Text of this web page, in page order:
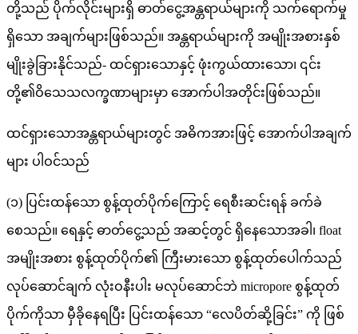
တို့သည် ပိုက်လိုင်းများရှိ ဓာတ်ငွေ့အန္တရာယ်များကို သက်ရောက်မှု
ရှိသော အချက်များဖြစ်သည်။ အန္တရာယ်များကို အမျိုးအစားနှစ်
မျိုးခွဲခြားနိုင်သည်- ထင်ရှားသောနှင့် ဖုံးကွယ်ထားသော၊ ၎င်း
တို့၏ဝိသေသလက္ခဏာများမှာ အောက်ပါအတိုင်းဖြစ်သည်။
ထင်ရှားသောအန္တရာယ်များတွင် အဓိကအားဖြင့် အောက်ပါအချက်
များ ပါဝင်သည်
(၁) ပြင်းထန်သော စွန့်ထုတ်ပိုက်ကြောင့် ရေစီးဆင်းရန် ခက်ခဲ
စေသည်။ ရေနှင့် ဓာတ်ငွေ့သည် အဆင့်တွင် ရှိနေသောအခါ၊ float
အမျိုးအစား စွန့်ထုတ်ပိုက်၏ ကြီးမားသော စွန့်ထုတ်ပေါက်သည်
လုပ်ဆောင်ချက် လုံးဝနီးပါး မလုပ်ဆောင်ဘဲ micropore စွန့်ထုတ်
ပိုက်ကိုသာ မှီခိုနေရပြီး ပြင်းထန်သော “လေပိတ်ဆို့ခြင်း” ကို ဖြစ်